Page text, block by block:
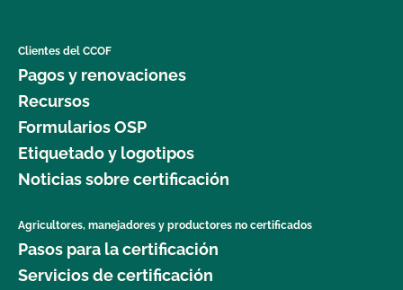
Clientes del CCOF
Pagos y renovaciones
Recursos
Formularios OSP
Etiquetado y logotipos
Noticias sobre certificación
Agricultores, manejadores y productores no certificados
Pasos para la certificación
Servicios de certificación